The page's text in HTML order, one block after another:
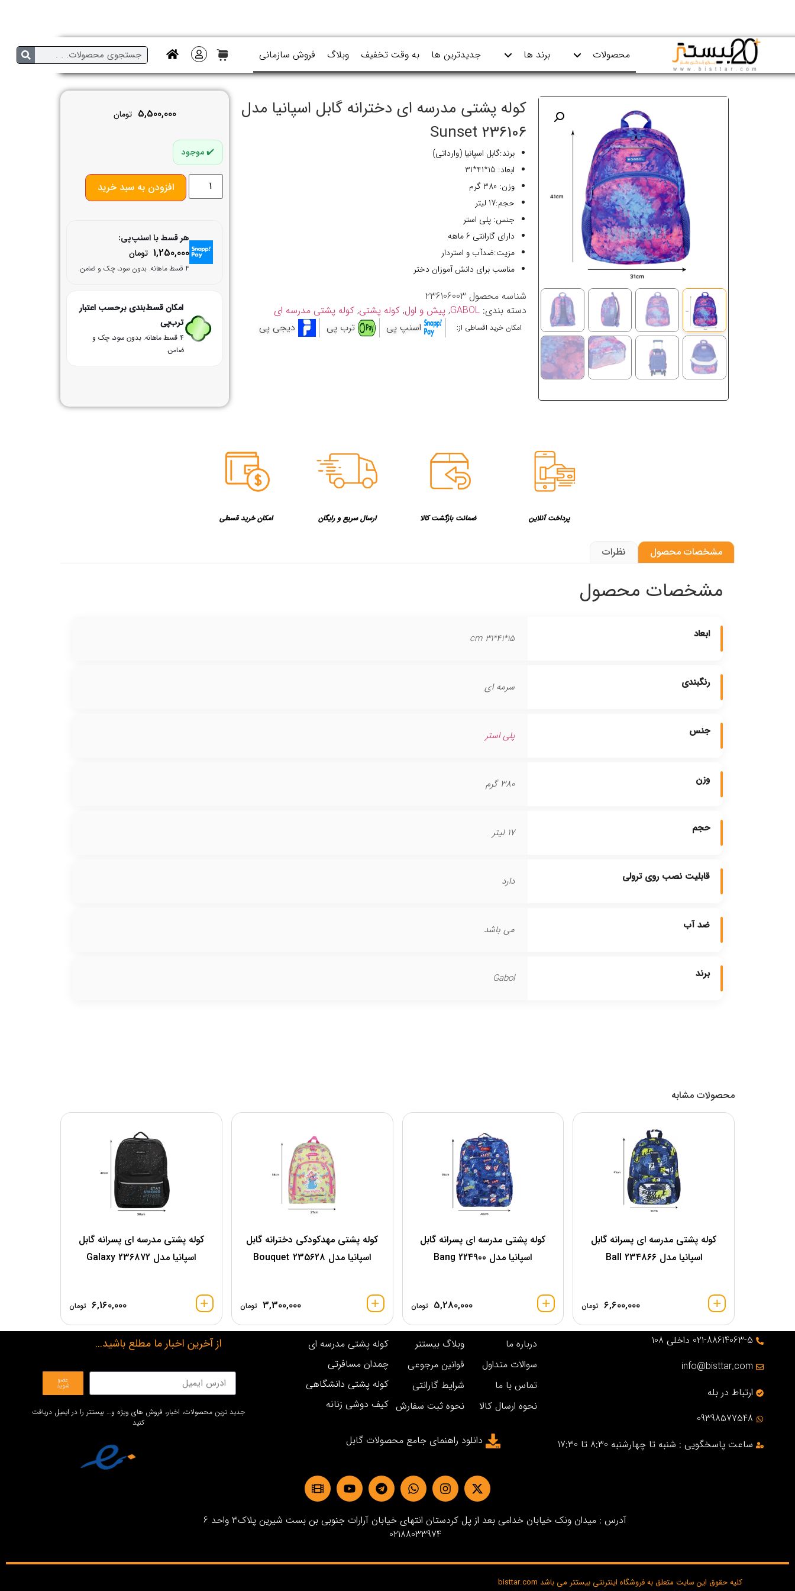
محصولات برند ها جدیدترین ها به وقت تخفیف وبلاگ فروش سازمانی
کوله پشتی مدرسه ای دخترانه گابل اسپانیا مدل
236106 Sunset
برند:گابل اسپانیا (وارداتی)
ابعاد: 15*41*31
وزن: 380 گرم
حجم:17 لیتر
جنس: پلی استر
دارای گارانتی 6 ماهه
مزیت:ضدآب و استردار
مناسب برای دانش آموزان دختر
شناسه محصول 236106003
دسته بندی: GABOL
, پیش و اول, کوله پشتی, کوله پشتی مدرسه ای
امکان خرید اقساطی از: اسنپ پی ترب پی دیجی پی
5,500,000 تومان
موجود
افزودن به سبد خرید
هر قسط با اسنپ‌پی:
1,250,000 تومان
۴ قسط ماهانه. بدون سود، چک و ضامن.
امکان قسط‌بندی برحسب اعتبار
ترب‌پی
۴ قسط ماهانه. بدون سود، چک و
ضامن.
پرداخت آنلاین ضمانت بازگشت کالا ارسال سریع و رایگان امکان خرید قسطی
مشخصات محصول نظرات
مشخصات محصول
ابعاد 15*41*31 cm
رنگبندی سرمه ای
جنس پلی استر
وزن 380 گرم
حجم 17 لیتر
قابلیت نصب روی ترولی دارد
ضد آب می باشد
برند Gabol
محصولات مشابه
کوله پشتی مدرسه ای پسرانه گابل
اسپانیا مدل 234866 Ball
6,600,000 تومان
کوله پشتی مدرسه ای پسرانه گابل
اسپانیا مدل 224900 Bang
5,280,000 تومان
کوله پشتی مهدکودکی دخترانه گابل
اسپانیا مدل Bouquet 235628
3,300,000 تومان
کوله پشتی مدرسه ای پسرانه گابل
اسپانیا مدل 236872 Galaxy
6,160,000 تومان
021-88614063-5 داخلی 108
info@bisttar.com
ارتباط در بله
09398577548
ساعت پاسخگویی : شنبه تا چهارشنبه 8:30 تا 17:30
درباره ما
سوالات متداول
تماس با ما
نحوه ارسال کالا
وبلاگ بیستتر
قوانین مرجوعی
شرایط گارانتی
نحوه ثبت سفارش
کوله پشتی مدرسه ای
چمدان مسافرتی
کوله پشتی دانشگاهی
کیف دوشی زنانه
دانلود راهنمای جامع محصولات گابل
از آخرین اخبار ما مطلع باشید...
عضو
شوید
جدید ترین محصولات، اخبار، فروش های ویژه و… بیستتر را در ایمیل دریافت
کنید
آدرس : میدان ونک خیابان خدامی بعد از پل کردستان انتهای خیابان آرارات جنوبی بن بست شیرین پلاک3 واحد 6
02188033974
کلیه حقوق این سایت متعلق به فروشگاه اینترنتی بیستتر می باشد bisttar.com